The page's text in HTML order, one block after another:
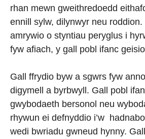
rhan mewn gweithredoedd
ennill sylw, dilynwyr neu roddion.
amrywio o styntiau peryglus i
fyw afiach, y gall pobl ifanc
Gall ffrydio byw a sgwrs fyw
digymell a byrbwyll. Gall pobl
gwybodaeth bersonol neu
rhywun ei defnyddio i’w
wedi bwriadu gwneud hynny.